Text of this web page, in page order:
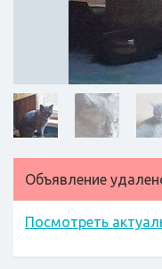
Объявление
Посмотреть